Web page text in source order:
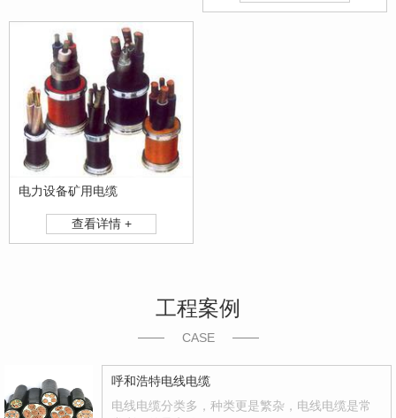
电力设备矿用电缆
查看详情 +
工程案例
CASE
呼和浩特电线电缆
电线电缆分类多，种类更是繁杂，电线电缆是常